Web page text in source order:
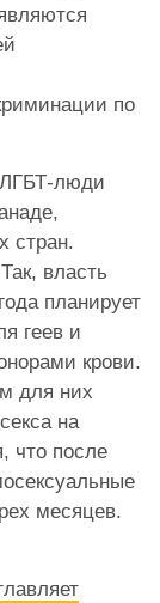
по
ЛГБТ-люди
стран.
власть
планирует
геев и
крови.
для них
на
что после
месяцев.